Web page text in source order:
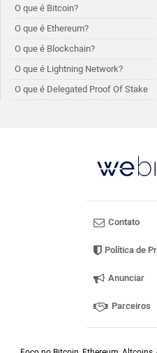
O que é Bitcoin?
O que é Ethereum?
O que é Blockchain?
O que é Lightning Network?
O que é Delegated Proof Of Stake
Contato
Política de
Anunciar
Parceiros